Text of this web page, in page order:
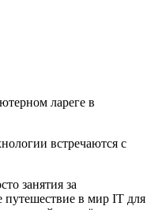
лареге в
встречаются с
занятия за
в мир IT для